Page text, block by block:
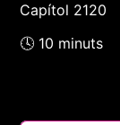
Capítol 2120
🕓 10 minuts